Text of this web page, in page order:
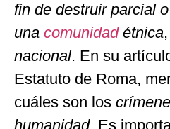
fin de destruir parcial o
una comunidad étnica,
nacional. En su
Estatuto de Roma,
cuáles son los
humanidad. Es